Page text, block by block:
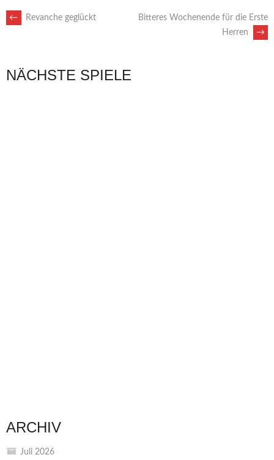
ARTIKEL-
← Revanche geglückt
Bitteres Wochenende für die Erste
Herren
→
NÄCHSTE SPIELE
ARCHIV
Juli 2026